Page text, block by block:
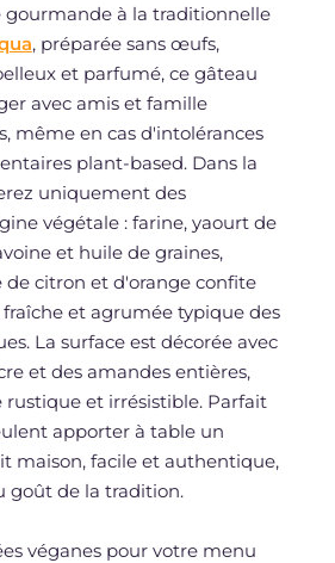
gourmande à la traditionnelle
, préparée sans œufs,
et parfumé, ce gâteau
avec amis et famille
même en cas d'intolérances
plant-based. Dans la
uniquement des
végétale : farine, yaourt de
et huile de graines,
de citron et d'orange confite
et agrumée typique des
La surface est décorée avec
et des amandes entières,
et irrésistible. Parfait
apporter à table un
maison, facile et authentique,
goût de la tradition.
véganes pour votre menu